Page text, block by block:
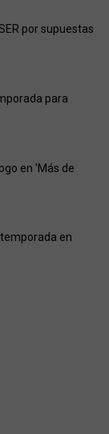
por supuestas
para
en 'Más de
temporada en